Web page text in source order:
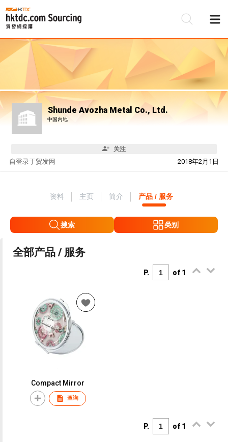
Shunde Avozha Metal Co., Ltd.
中国内地
关注
自 2018年2月1日
登录于贸发网
资料 主页 简介 产品 / 服务
搜索 类别
全部产品 / 服务
P. of 1
Compact Mirror
查询
P. of 1